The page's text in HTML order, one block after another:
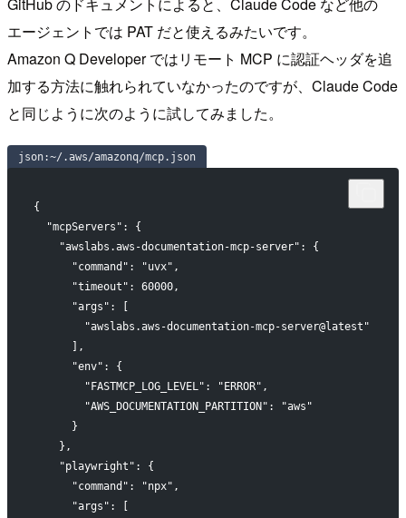
エージェントでは PAT だと使えるみたいです。
Amazon Q Developer ではリモート MCP に認証ヘッダを追
加する方法に触れられていなかったのですが、Claude Code
と同じように次のように試してみました。
json:~/.aws/amazonq/mcp.json
{
"mcpServers": {
   "awslabs.aws-documentation-mcp-server": {
     "command": "uvx",
     "timeout": 60000,
     "args": [
       "awslabs.aws-documentation-mcp-server@latest"
     ],
     "env": {
       "FASTMCP_LOG_LEVEL": "ERROR",
       "AWS_DOCUMENTATION_PARTITION": "aws"
     }
   },
   "playwright": {
     "command": "npx",
     "args": [